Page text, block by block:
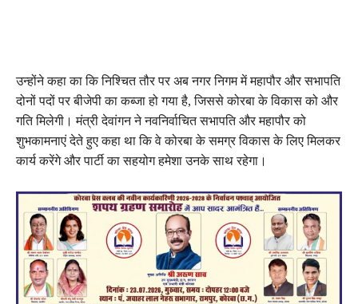
उन्होंने कहा का कि निश्चित तौर पर अब नगर निगम में महापौर और सभापति
दोनों पदों पर बीजेपी का कब्जा हो गया है, जिससे कोरबा के विकास को और
गति मिलेगी। मंत्री देवांगन ने नवनिर्वाचित सभापति और महापौर को
शुभकामनाएं देते हुए कहा था कि वे कोरबा के समग्र विकास के लिए मिलकर
कार्य करेंगे और पार्टी का सहयोग हमेशा उनके साथ रहेगा।